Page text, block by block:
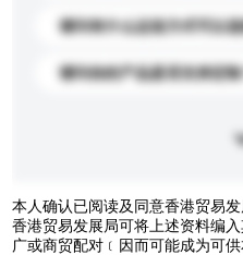
请问有什么运送方式可以选
请问你的产品是否支持定制
本人确认已阅读及同意香港贸易发
香港贸易发展局可将上述资料编
广或商贸配对﹝因而可能成为可